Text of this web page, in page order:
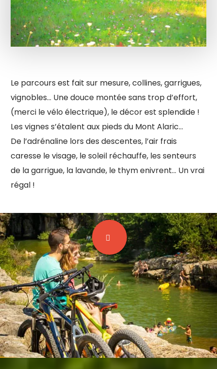
Le parcours est fait sur mesure, collines, garrigues,
vignobles… Une douce montée sans trop d’effort,
(merci le vélo électrique), le décor est splendide !
Les vignes s’étalent aux pieds du Mont Alaric…
De l’adrénaline lors des descentes, l’air frais
caresse le visage, le soleil réchauffe, les senteurs
de la garrigue, la lavande, le thym enivrent… Un vrai
régal !